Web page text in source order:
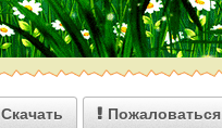
Скачать  Пожаловаться